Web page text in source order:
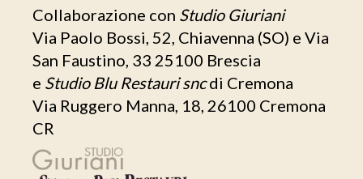
Collaborazione con Studio Giuriani
Via Paolo Bossi, 52, Chiavenna (SO) e Via
San Faustino, 33 25100 Brescia
e Studio Blu Restauri sncdi Cremona
Via Ruggero Manna, 18, 26100 Cremona
CR